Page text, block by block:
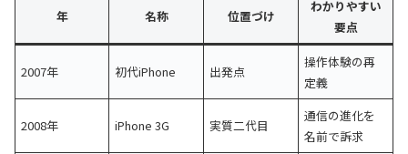
年 名称 位置づけ
わかりやすい
要点
2007年 初代iPhone 出発点
操作体験の再
定義
2008年 iPhone 3G 実質二代目
通信の進化を
名前で訴求